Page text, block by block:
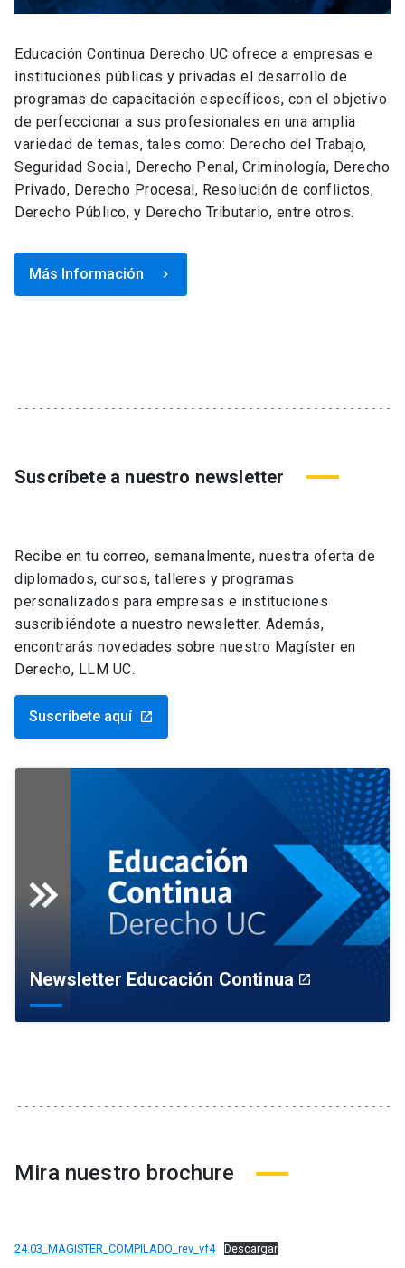
Educación Continua Derecho UC ofrece a empresas e
instituciones públicas y privadas el desarrollo de
programas de capacitación específicos, con el objetivo
de perfeccionar a sus profesionales en una amplia
variedad de temas, tales como: Derecho del Trabajo,
Seguridad Social, Derecho Penal, Criminología, Derecho
Privado, Derecho Procesal, Resolución de conflictos,
Derecho Público, y Derecho Tributario, entre otros.
Más Información keyboard_arrow_right
Suscríbete a nuestro newsletter
Recibe en tu correo, semanalmente, nuestra oferta de
diplomados, cursos, talleres y programas
personalizados para empresas e instituciones
suscribiéndote a nuestro newsletter. Además,
encontrarás novedades sobre nuestro Magíster en
Derecho, LLM UC.
Suscríbete aquí launch
Newsletter Educación Continua launch
Mira nuestro brochure
24.03_MAGISTER_COMPILADO_rev_vf4 Descargar